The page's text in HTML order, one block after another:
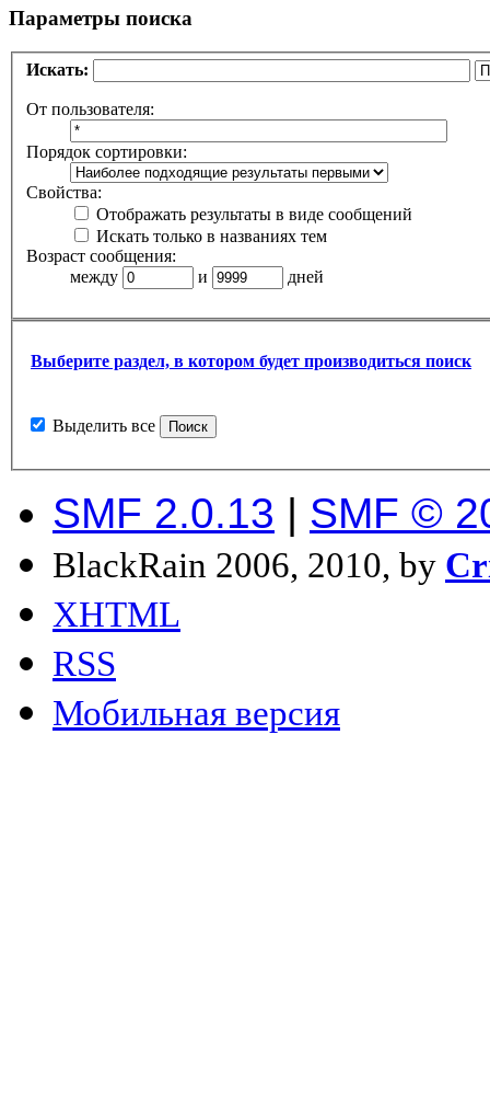
Параметры поиска
Искать:
От пользователя:
Порядок сортировки:
Свойства:
Отображать результаты в виде сообщений
Искать только в названиях тем
Возраст сообщения:
между
и дней
Выберите раздел, в котором будет производиться поиск
Выделить все
SMF 2.0.13 | SMF ©
BlackRain 2006, 2010, by
XHTML
RSS
Мобильная версия